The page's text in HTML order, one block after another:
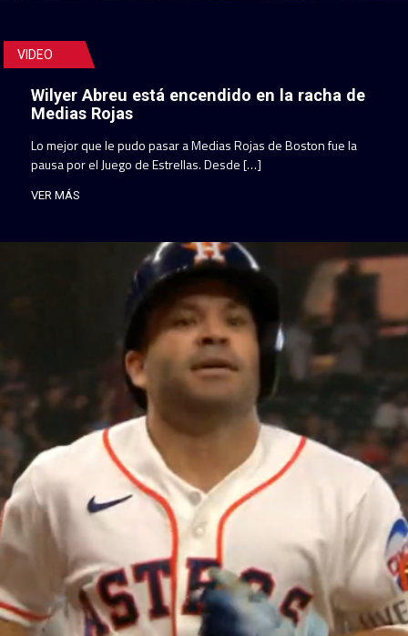
VIDEO
Wilyer Abreu está encendido en la racha de
Medias Rojas
Lo mejor que le pudo pasar a Medias Rojas de Boston fue la
pausa por el Juego de Estrellas. Desde […]
VER MÁS